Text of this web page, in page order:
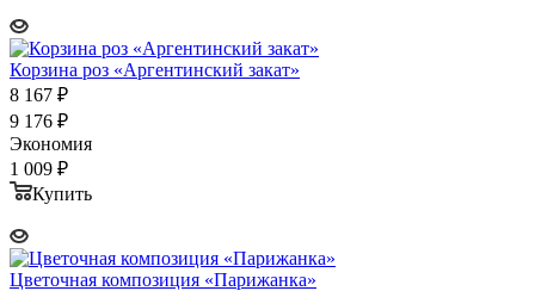
Корзина роз «Аргентинский закат»
8 167 ₽
9 176 ₽
Экономия
1 009 ₽
Купить
Цветочная композиция «Парижанка»